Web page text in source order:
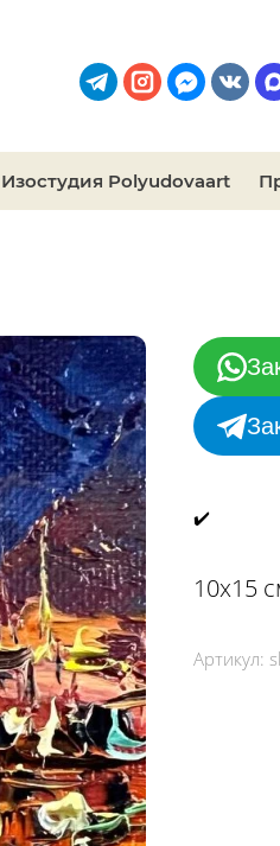
Изостудия Polyudovaart
✔️
10х15
Артикул: